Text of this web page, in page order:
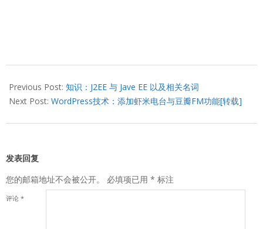
03-
25
Previous Post: 知识：J2EE 与 Jave EE 以及相关名词
Next Post: WordPress技术：添加虾米电台与豆瓣FM功能[转载]
发表回复
您的邮箱地址不会被公开。
必填项已用 * 标注
评论 *